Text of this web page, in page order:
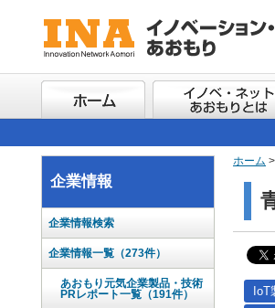
ホーム
IoT
企業情報
企業情報検索
企業情報一覧（273件）
あおもり元気企業製品・技術
PRレポート一覧（191件）